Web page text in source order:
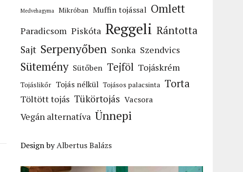
Medvehagyma Mikróban Muffin tojással Omlett
Paradicsom Piskóta Reggeli Rántotta
Sajt Serpenyőben Sonka Szendvics
Sütemény Sütőben Tejföl Tojáskrém
Tojáslikőr Tojás nélkül Tojásos palacsinta Torta
Töltött tojás Tükörtojás Vacsora
Vegán alternatíva Ünnepi
Design byAlbertus Balázs